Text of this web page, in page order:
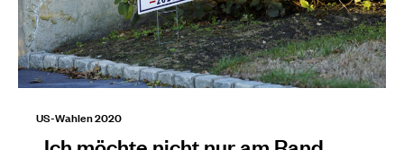
US-Wahlen 2020